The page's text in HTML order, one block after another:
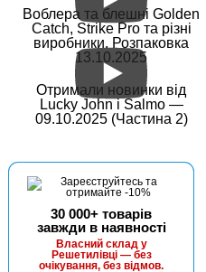
Воблера та блешні Golden
Catch, Strike Pro та різні
виробники. Розпаковка
13.10.2025
Отримали новинки від
Lucky John і Salmo —
09.10.2025 (Частина 2)
30 000+ товарів
завжди в наявності
Власний склад у
Решетилівці — без
очікування, без відмов.